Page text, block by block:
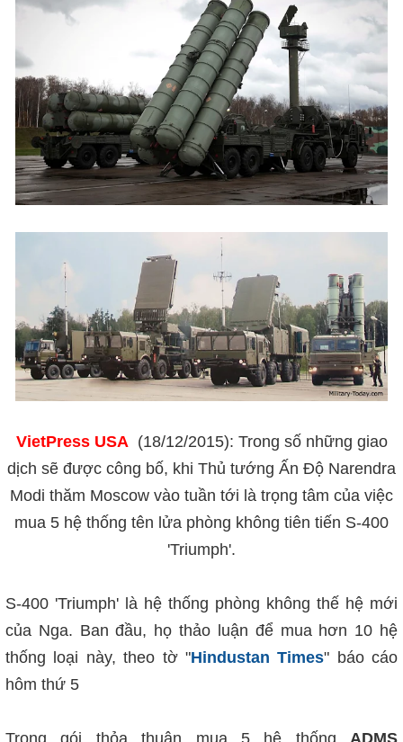
VietPress USA (18/12/2015): Trong số những giao
dịch sẽ được công bố, khi Thủ tướng Ấn Độ Narendra
Modi thăm Moscow vào tuần tới là trọng tâm của việc
mua 5 hệ thống tên lửa phòng không tiên tiến S-400
'Triumph'.
S-400 'Triumph' là hệ thống phòng không thế hệ mới
của Nga. Ban đầu, họ thảo luận để mua hơn 10 hệ
thống loại này, theo tờ "Hindustan Times" báo cáo
hôm thứ 5